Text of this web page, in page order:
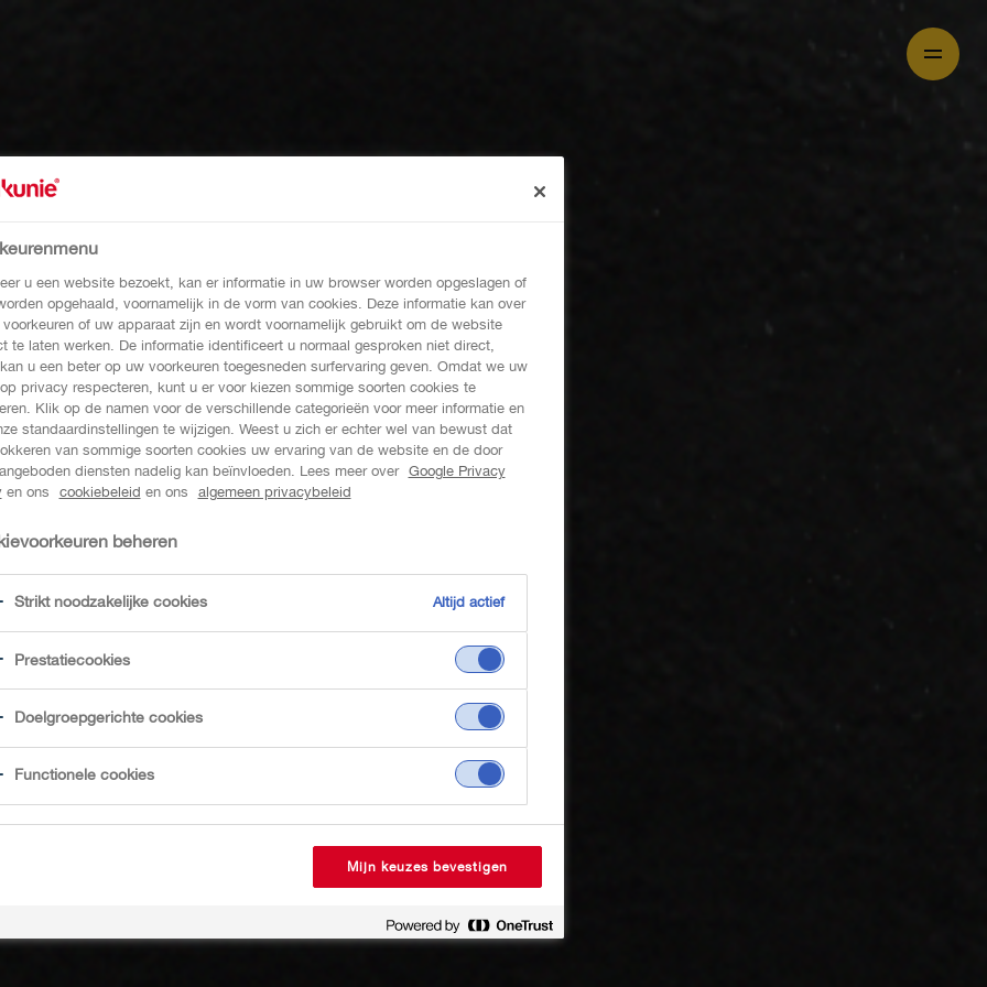
u een website bezoekt, kan er informatie in uw browser worden opgeslagen of
opgehaald, voornamelijk in de vorm van cookies. Deze informatie kan over
of uw apparaat zijn en wordt voornamelijk gebruikt om de website
te laten werken. De informatie identificeert u normaal gesproken niet direct,
u een beter op uw voorkeuren toegesneden surfervaring geven. Omdat we uw
privacy respecteren, kunt u er voor kiezen sommige soorten cookies te
Klik op de namen voor de verschillende categorieën voor meer informatie en
standaardinstellingen te wijzigen. Weest u zich er echter wel van bewust dat
van sommige soorten cookies uw ervaring van de website en de door
diensten nadelig kan beïnvloeden. Lees meer over Google Privacy
en ons cookiebeleid en ons algemeen privacybeleid
beheren
Strikt noodzakelijke cookies Altijd actief
Prestatiecookies
Doelgroepgerichte cookies
Functionele cookies
Mijn keuzes bevestigen